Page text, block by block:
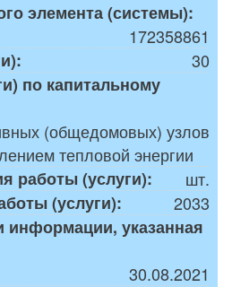
элемента (системы):
172358861
30
по капитальному
(общедомовых) узлов
тепловой энергии
работы (услуги):
шт.
(услуги):
2033
информации, указанная
30.08.2021